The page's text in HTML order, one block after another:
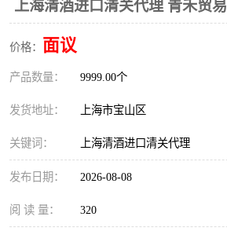
上海清酒进口清关代理 青禾贸易
价格： 面议
产品数量： 9999.00个
发货地址： 上海市宝山区
关键词： 上海清酒进口清关代理
发布日期： 2026-08-08
阅 读 量： 320